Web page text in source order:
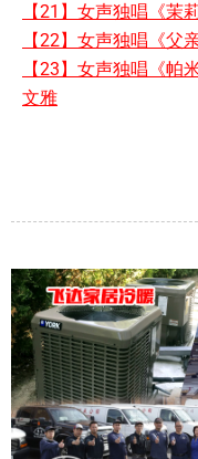
【21】女声独唱《茉
【22】女声独唱《父
【23】女声独唱《帕
文雅